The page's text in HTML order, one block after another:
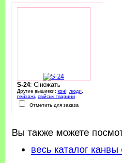
S-24: Сіножать
Другие вышивки: коні, люди
пейзажі, свійські тварини
Отметить для заказа
Вы также можете
весь каталог канвы